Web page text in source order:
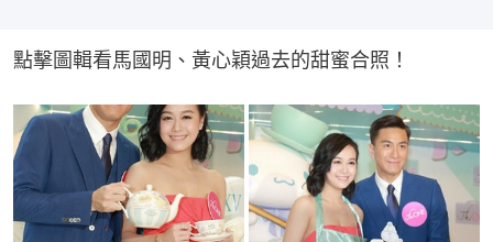
點擊圖輯看馬國明、黃心穎過去的甜蜜合照！